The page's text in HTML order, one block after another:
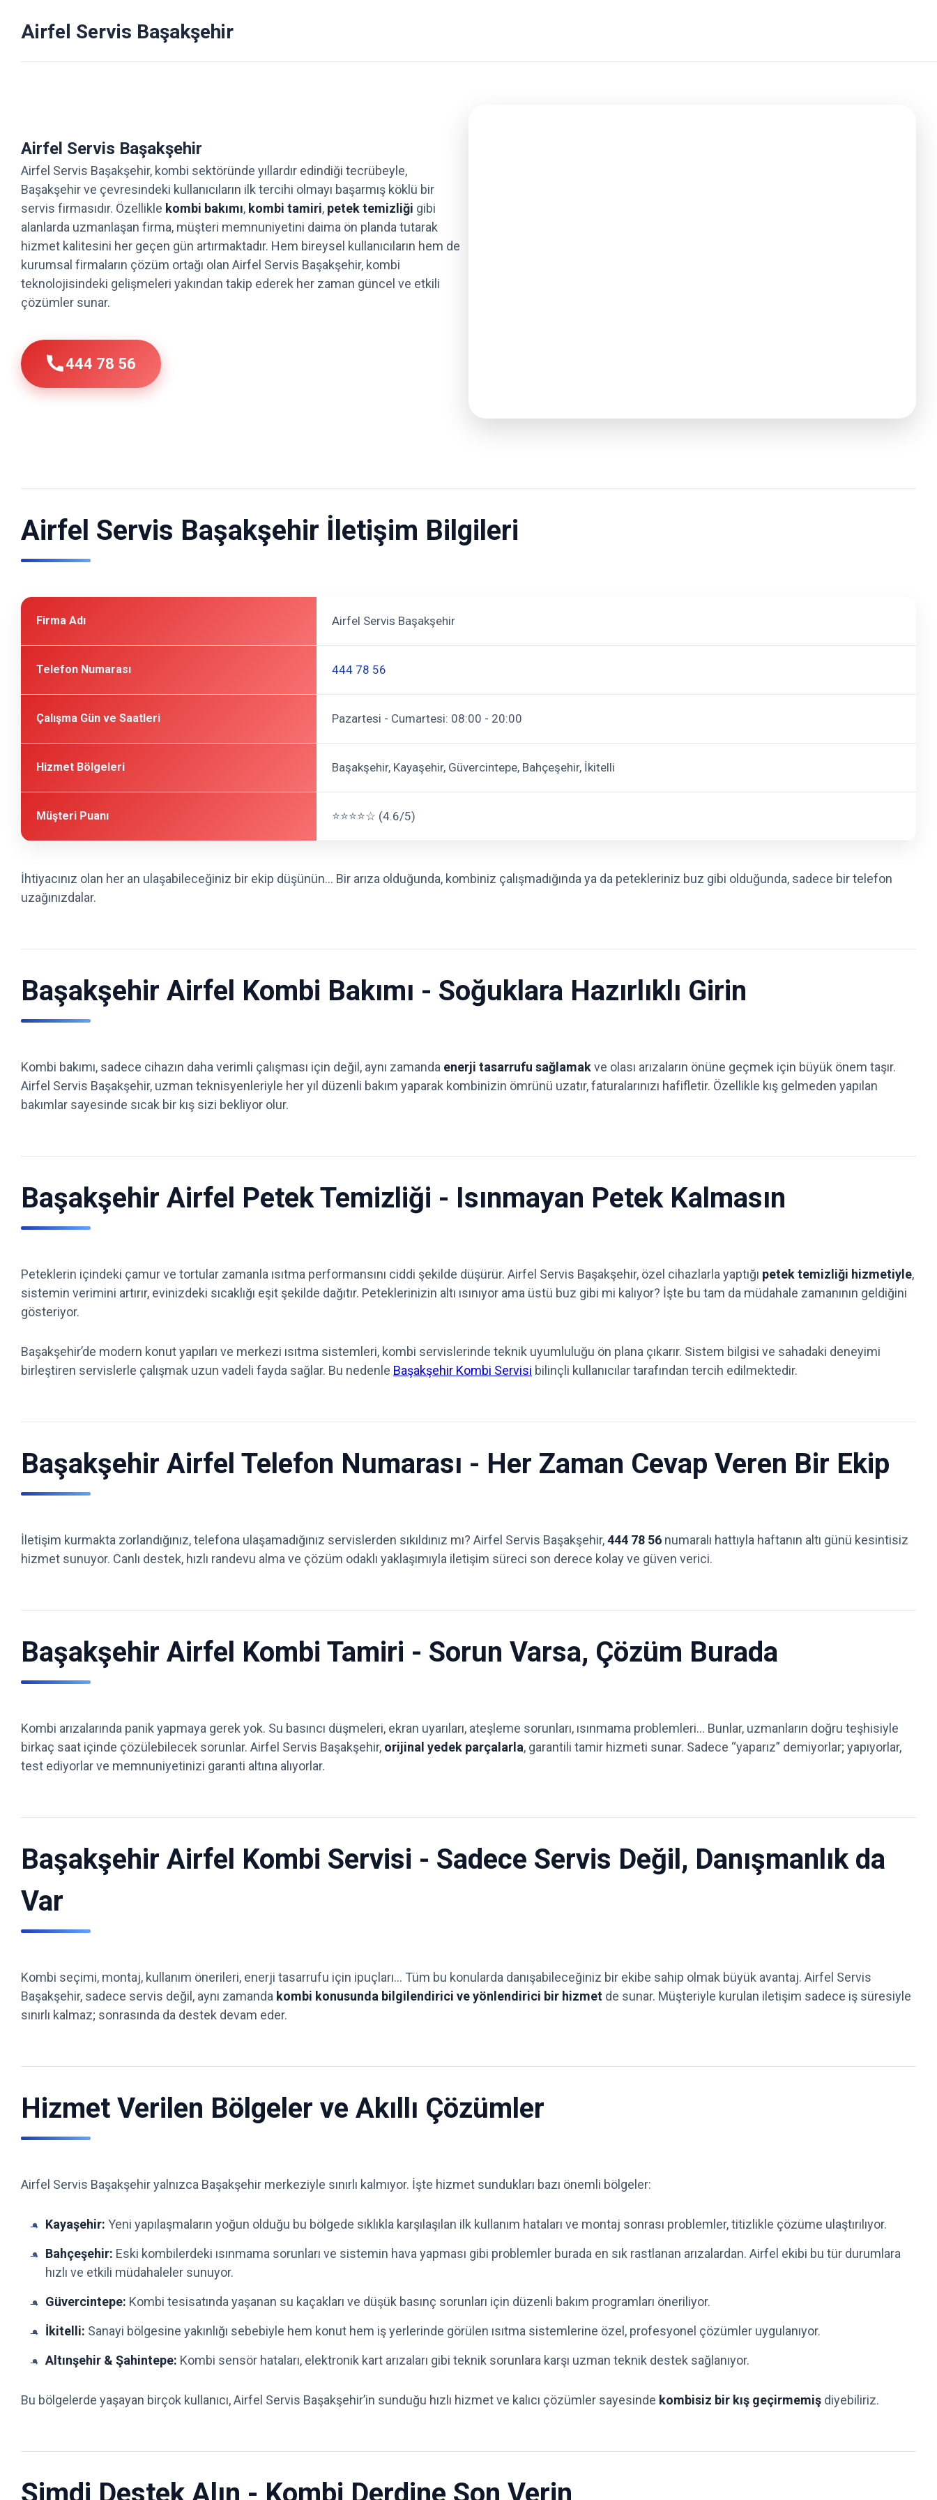
Airfel Servis Başakşehir
Airfel Servis Başakşehir
Airfel Servis Başakşehir, kombi sektöründe yıllardır edindiği tecrübeyle,
Başakşehir ve çevresindeki kullanıcıların ilk tercihi olmayı başarmış köklü bir
servis firmasıdır. Özellikle kombi bakımı, kombi tamiri, petek temizliği gibi
alanlarda uzmanlaşan firma, müşteri memnuniyetini daima ön planda tutarak
hizmet kalitesini her geçen gün artırmaktadır. Hem bireysel kullanıcıların hem de
kurumsal firmaların çözüm ortağı olan Airfel Servis Başakşehir, kombi
teknolojisindeki gelişmeleri yakından takip ederek her zaman güncel ve etkili
çözümler sunar.
444 78 56
Airfel Servis Başakşehir İletişim Bilgileri
Firma Adı Airfel Servis Başakşehir
Telefon Numarası 444 78 56
Çalışma Gün ve Saatleri Pazartesi - Cumartesi: 08:00 - 20:00
Hizmet Bölgeleri Başakşehir, Kayaşehir, Güvercintepe, Bahçeşehir, İkitelli
Müşteri Puanı ⭐⭐⭐⭐☆ (4.6/5)
İhtiyacınız olan her an ulaşabileceğiniz bir ekip düşünün… Bir arıza olduğunda, kombiniz çalışmadığında ya da petekleriniz buz gibi olduğunda, sadece bir telefon
uzağınızdalar.
Başakşehir Airfel Kombi Bakımı - Soğuklara Hazırlıklı Girin
Kombi bakımı, sadece cihazın daha verimli çalışması için değil, aynı zamanda enerji tasarrufu sağlamakve olası arızaların önüne geçmek için büyük önem taşır.
Airfel Servis Başakşehir, uzman teknisyenleriyle her yıl düzenli bakım yaparak kombinizin ömrünü uzatır, faturalarınızı hafifletir. Özellikle kış gelmeden yapılan
bakımlar sayesinde sıcak bir kış sizi bekliyor olur.
Başakşehir Airfel Petek Temizliği - Isınmayan Petek Kalmasın
Peteklerin içindeki çamur ve tortular zamanla ısıtma performansını ciddi şekilde düşürür. Airfel Servis Başakşehir, özel cihazlarla yaptığı petek temizliği hizmetiyle,
sistemin verimini artırır, evinizdeki sıcaklığı eşit şekilde dağıtır. Peteklerinizin altı ısınıyor ama üstü buz gibi mi kalıyor? İşte bu tam da müdahale zamanının geldiğini
gösteriyor.
Başakşehir’de modern konut yapıları ve merkezi ısıtma sistemleri, kombi servislerinde teknik uyumluluğu ön plana çıkarır. Sistem bilgisi ve sahadaki deneyimi
birleştiren servislerle çalışmak uzun vadeli fayda sağlar. Bu nedenle Başakşehir Kombi Servisi bilinçli kullanıcılar tarafından tercih edilmektedir.
Başakşehir Airfel Telefon Numarası - Her Zaman Cevap Veren Bir Ekip
İletişim kurmakta zorlandığınız, telefona ulaşamadığınız servislerden sıkıldınız mı? Airfel Servis Başakşehir,444 78 56 numaralı hattıyla haftanın altı günü kesintisiz
hizmet sunuyor. Canlı destek, hızlı randevu alma ve çözüm odaklı yaklaşımıyla iletişim süreci son derece kolay ve güven verici.
Başakşehir Airfel Kombi Tamiri - Sorun Varsa, Çözüm Burada
Kombi arızalarında panik yapmaya gerek yok. Su basıncı düşmeleri, ekran uyarıları, ateşleme sorunları, ısınmama problemleri… Bunlar, uzmanların doğru teşhisiyle
birkaç saat içinde çözülebilecek sorunlar. Airfel Servis Başakşehir, orijinal yedek parçalarla, garantili tamir hizmeti sunar. Sadece “yaparız” demiyorlar; yapıyorlar,
test ediyorlar ve memnuniyetinizi garanti altına alıyorlar.
Başakşehir Airfel Kombi Servisi - Sadece Servis Değil, Danışmanlık da
Var
Kombi seçimi, montaj, kullanım önerileri, enerji tasarrufu için ipuçları… Tüm bu konularda danışabileceğiniz bir ekibe sahip olmak büyük avantaj. Airfel Servis
Başakşehir, sadece servis değil, aynı zamanda kombi konusunda bilgilendirici ve yönlendirici bir hizmet de sunar. Müşteriyle kurulan iletişim sadece iş süresiyle
sınırlı kalmaz; sonrasında da destek devam eder.
Hizmet Verilen Bölgeler ve Akıllı Çözümler
Airfel Servis Başakşehir yalnızca Başakşehir merkeziyle sınırlı kalmıyor. İşte hizmet sundukları bazı önemli bölgeler:
Kayaşehir: Yeni yapılaşmaların yoğun olduğu bu bölgede sıklıkla karşılaşılan ilk kullanım hataları ve montaj sonrası problemler, titizlikle çözüme ulaştırılıyor.
Bahçeşehir: Eski kombilerdeki ısınmama sorunları ve sistemin hava yapması gibi problemler burada en sık rastlanan arızalardan. Airfel ekibi bu tür durumlara
hızlı ve etkili müdahaleler sunuyor.
Güvercintepe: Kombi tesisatında yaşanan su kaçakları ve düşük basınç sorunları için düzenli bakım programları öneriliyor.
İkitelli: Sanayi bölgesine yakınlığı sebebiyle hem konut hem iş yerlerinde görülen ısıtma sistemlerine özel, profesyonel çözümler uygulanıyor.
Altınşehir & Şahintepe: Kombi sensör hataları, elektronik kart arızaları gibi teknik sorunlara karşı uzman teknik destek sağlanıyor.
Bu bölgelerde yaşayan birçok kullanıcı, Airfel Servis Başakşehir’in sunduğu hızlı hizmet ve kalıcı çözümler sayesinde kombisiz bir kış geçirmemiş diyebiliriz.
Şimdi Destek Alın - Kombi Derdine Son Verin